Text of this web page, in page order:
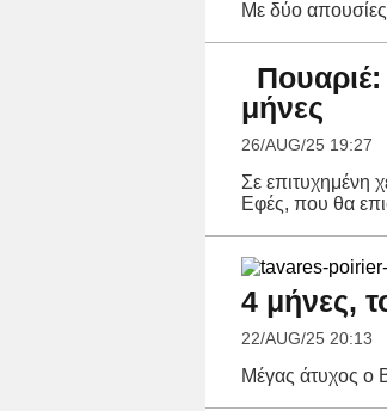
Με δύο
Πουαριέ:
μήνες
26/AUG/25 19:27
Σε επιτυχημένη
Εφές, που θα
4 μήνες,
22/AUG/25 20:13
Μέγας άτυχος ο